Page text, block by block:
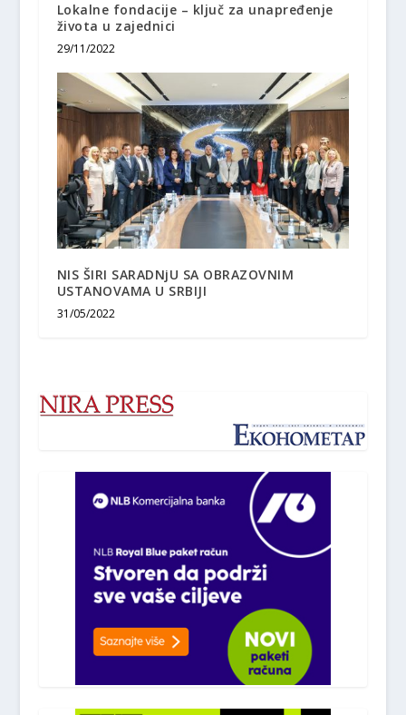
Lokalne fondacije – ključ za unapređenje
života u zajednici
29/11/2022
NIS ŠIRI SARADNјU SA OBRAZOVNIM
USTANOVAMA U SRBIJI
31/05/2022